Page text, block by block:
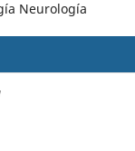
Neurología